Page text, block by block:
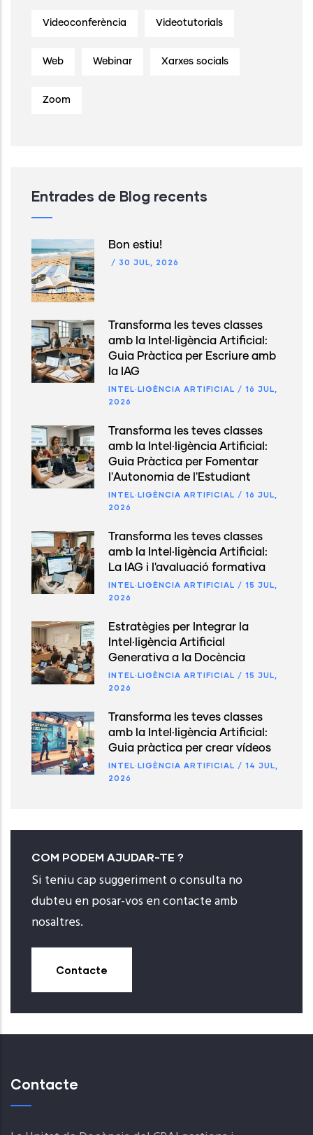
Videoconferència Videotutorials
Web Webinar Xarxes socials
Zoom
Entrades de Blog recents
Bon estiu!
/ 30 JUL, 2026
Transforma les teves classes
amb la Intel·ligència Artificial:
Guia Pràctica per Escriure amb
la IAG
INTEL·LIGÈNCIA ARTIFICIAL / 16 JUL,
2026
Transforma les teves classes
amb la Intel·ligència Artificial:
Guia Pràctica per Fomentar
l'Autonomia de l'Estudiant
INTEL·LIGÈNCIA ARTIFICIAL / 16 JUL,
2026
Transforma les teves classes
amb la Intel·ligència Artificial:
La IAG i l'avaluació formativa
INTEL·LIGÈNCIA ARTIFICIAL / 15 JUL,
2026
Estratègies per Integrar la
Intel·ligència Artificial
Generativa a la Docència
INTEL·LIGÈNCIA ARTIFICIAL / 15 JUL,
2026
Transforma les teves classes
amb la Intel·ligència Artificial:
Guia pràctica per crear vídeos
INTEL·LIGÈNCIA ARTIFICIAL / 14 JUL,
2026
COM PODEM AJUDAR-TE ?
Si teniu cap suggeriment o consulta no
dubteu en posar-vos en contacte amb
nosaltres.
Contacte
Contacte